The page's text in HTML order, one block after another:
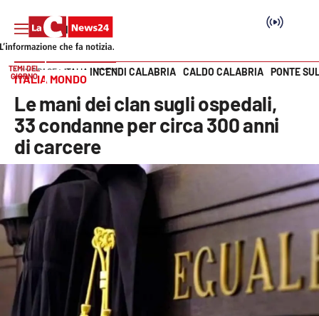
SEZIONI
Cronaca
Politica
Attualità
Economia e lavoro
Italia Mondo
Vai
TEMI DEL
GIORNO
INCENDI CALABRIA CALDO CALABRIA PONTE
HOME PAGE ITALIA MONDO
ITALIA MONDO
Le mani dei clan sugli ospedali,
33 condanne per circa 300 anni
di carcere